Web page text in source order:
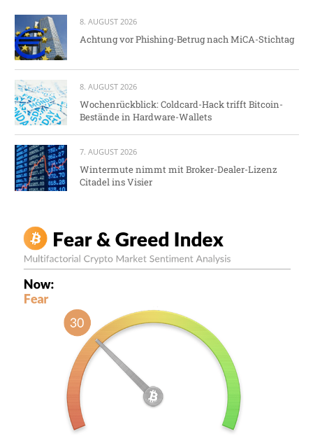
8. AUGUST 2026
Achtung vor Phishing-Betrug nach MiCA-Stichtag
8. AUGUST 2026
Wochenrückblick: Coldcard-Hack trifft Bitcoin-
Bestände in Hardware-Wallets
7. AUGUST 2026
Wintermute nimmt mit Broker-Dealer-Lizenz
Citadel ins Visier